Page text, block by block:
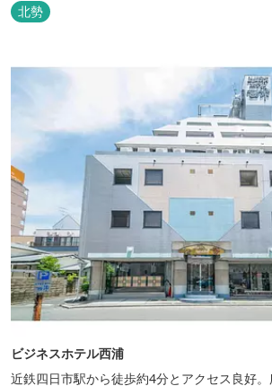
北勢
ビジネスホテル西浦
近鉄四日市駅から徒歩約4分とアクセス良好。